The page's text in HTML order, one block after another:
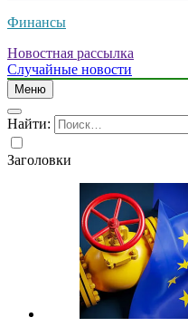
Финансы
Новостная рассылка
Случайные новости
Меню
Найти:
Заголовки